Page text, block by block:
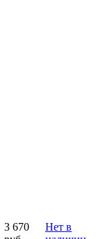
3 670
Нет в